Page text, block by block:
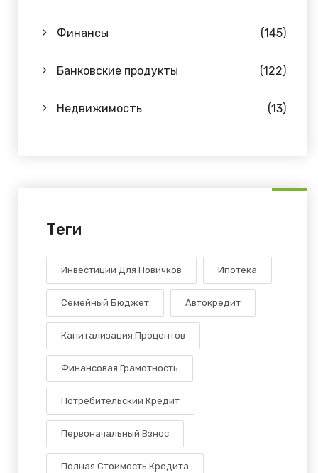
Финансы (145)
Банковские продукты (122)
Недвижимость (13)
Теги
Инвестиции Для Новичков Ипотека
Семейный Бюджет Автокредит
Капитализация Процентов
Финансовая Грамотность
Потребительский Кредит
Первоначальный Взнос
Полная Стоимость Кредита